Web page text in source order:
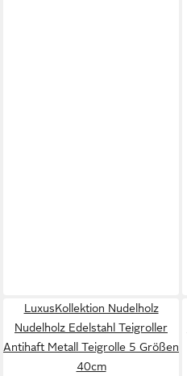
LuxusKollektion Nudelholz
Nudelholz Edelstahl Teigroller
Antihaft Metall Teigrolle 5 Größen
40cm